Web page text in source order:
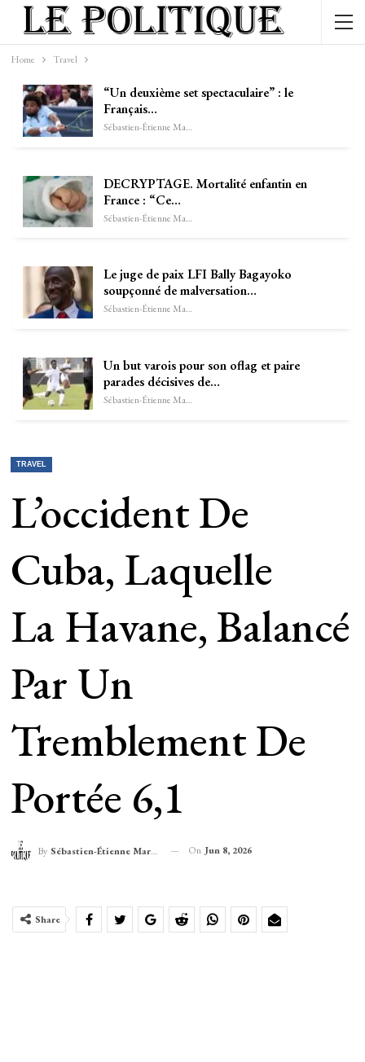
Home Travel
“Un deuxième set spectaculaire” : le
Français…
Sébastien-Étienne Marechal
DECRYPTAGE. Mortalité enfantin en
France : “Ce…
Sébastien-Étienne Marechal
Le juge de paix LFI Bally Bagayoko
soupçonné de malversation…
Sébastien-Étienne Marechal
Un but varois pour son oflag et paire
parades décisives de…
Sébastien-Étienne Marechal
TRAVEL
L’occident De
Cuba, Laquelle
La Havane, Balancé
Par Un
Tremblement De
Portée 6,1
By Sébastien-Étienne Marechal On Jun 8, 2026
Share